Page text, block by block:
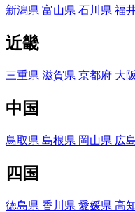
新潟県 富山県 石川県 福
近畿
三重県 滋賀県 京都府 大
中国
鳥取県 島根県 岡山県 広
四国
徳島県 香川県 愛媛県 高